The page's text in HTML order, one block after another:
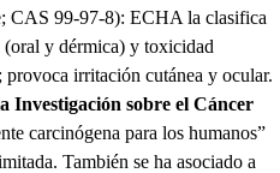
99-97-8): ECHA la clasifica
y dérmica) y toxicidad
irritación cutánea y ocular.
Investigación sobre el Cáncer
carcinógena para los humanos”
También se ha asociado a